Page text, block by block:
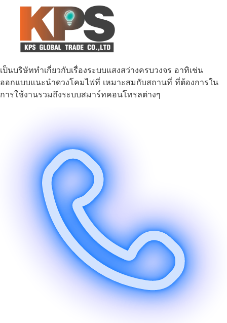
เป็นบริษัททำเกี่ยวกับเรื่องระบบแสงสว่างครบวงจร อาทิเช่น
ออกแบบแนะนำดวงโคมไฟที่ เหมาะสมกับสถานที่ ที่ต้องการใน
การใช้งานรวมถึงระบบสมาร์ทคอนโทรลต่างๆ